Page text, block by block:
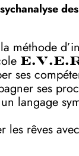
méthode
ses
ses
langage
les rêves